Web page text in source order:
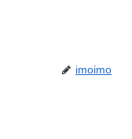
imoimo